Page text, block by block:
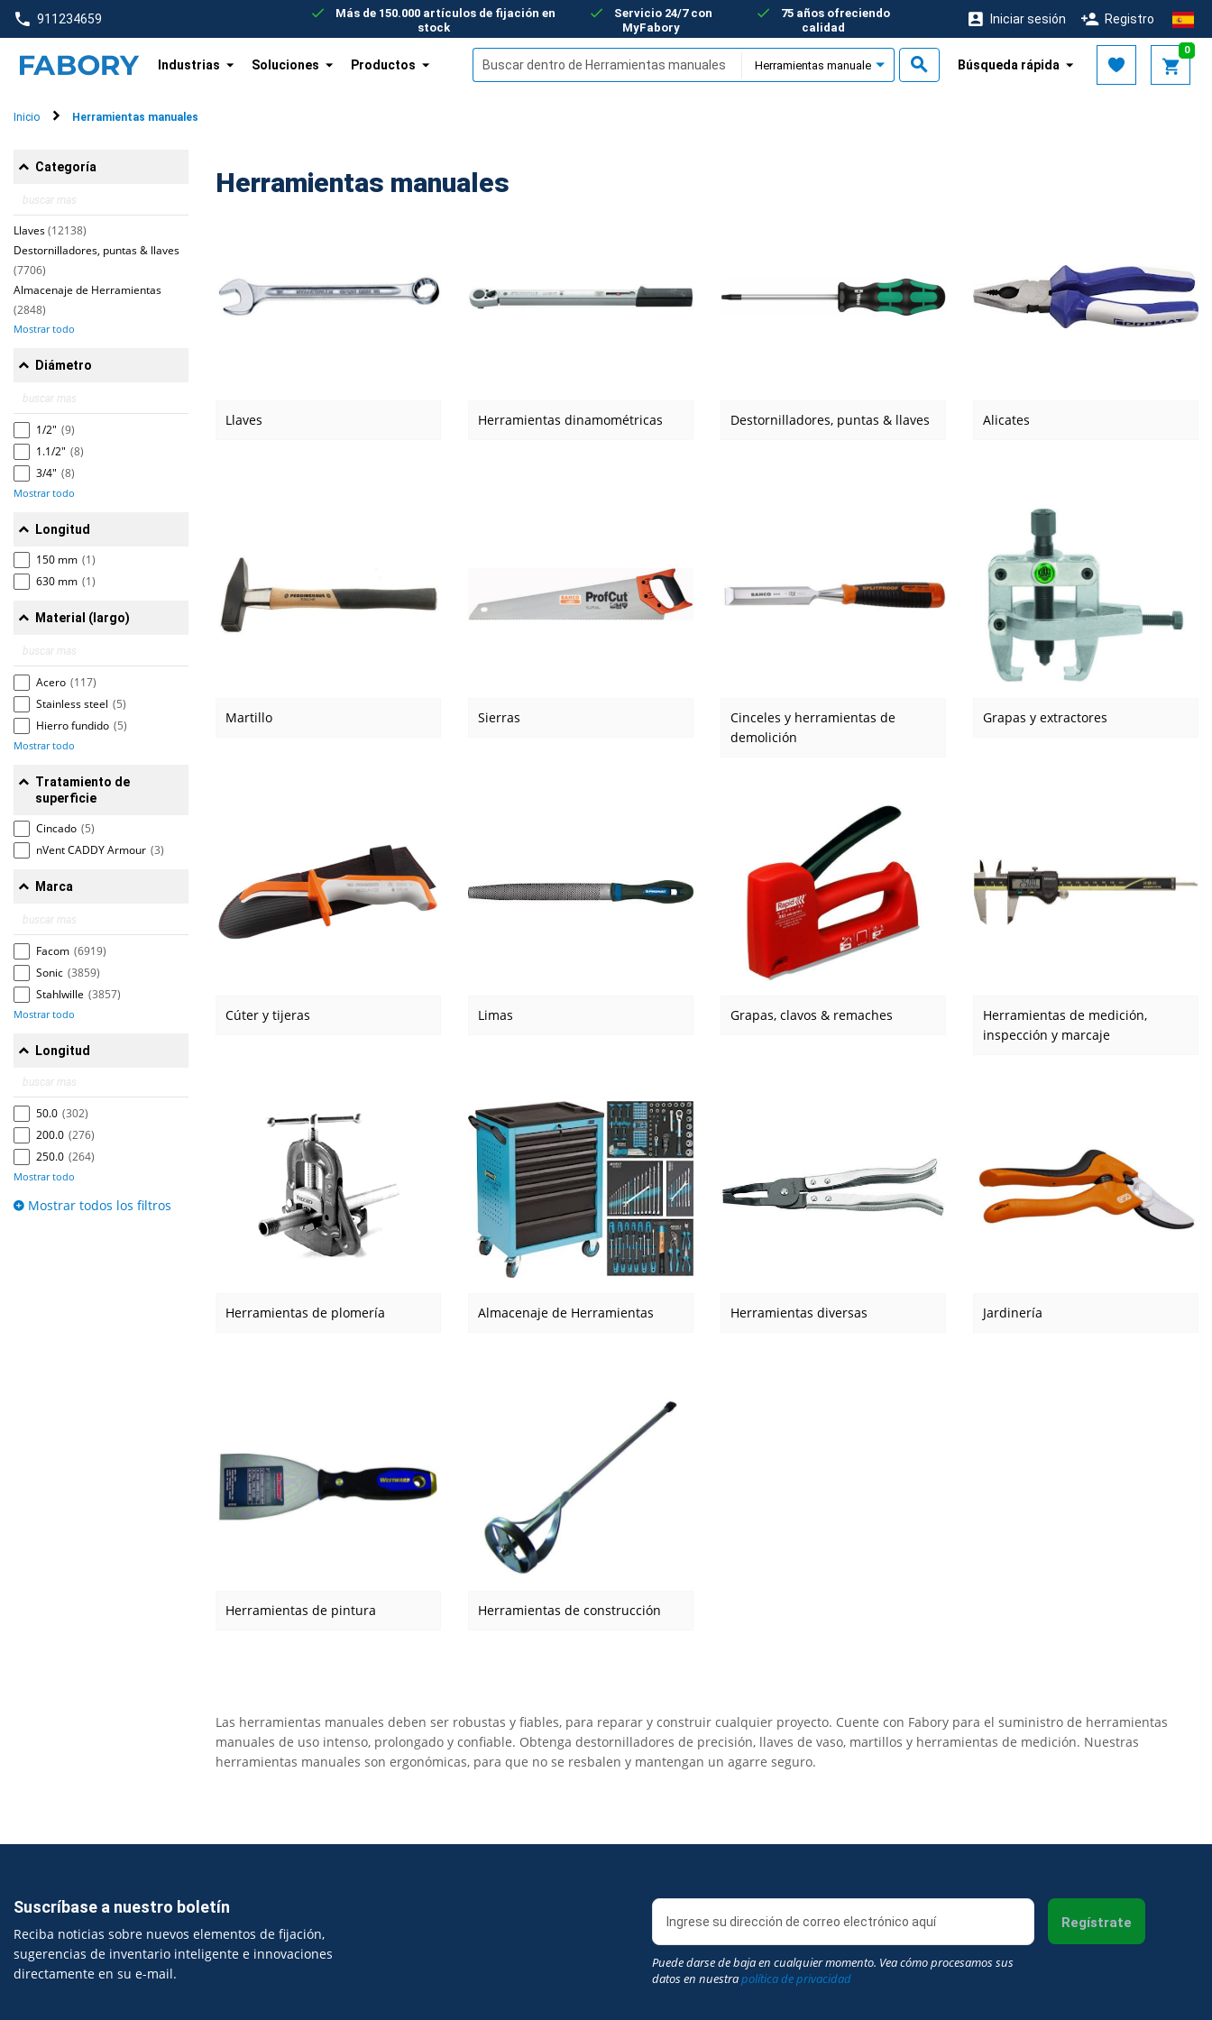
text.skipToContent
text.skipToNavigation
911234659
Más de 150.000 artículos de fijación en
stock
Servicio 24/7 con
MyFabory
75 años ofreciendo
calidad
Iniciar sesión Registro
Industrias Soluciones Productos
0
Búsqueda rápida
Inicio Herramientas manuales
Categoría
Llaves(12138)
Destornilladores, puntas & llaves
(7706)
Almacenaje de Herramientas
(2848)
Mostrar todo
Diámetro
1/2" (9)
1.1/2" (8)
3/4" (8)
Mostrar todo
Longitud
150 mm (1)
630 mm (1)
Material (largo)
Acero (117)
Stainless steel (5)
Hierro fundido (5)
Mostrar todo
Tratamiento de
superficie
Cincado (5)
nVent CADDY Armour (3)
Marca
Facom (6919)
Sonic (3859)
Stahlwille (3857)
Mostrar todo
Longitud
50.0 (302)
200.0 (276)
250.0 (264)
Mostrar todo
Mostrar todos los filtros
Herramientas manuales
Llaves Herramientas dinamométricas Destornilladores, puntas & llaves Alicates
Martillo Sierras
Cinceles y herramientas de
demolición
Grapas y extractores
Cúter y tijeras Limas Grapas, clavos & remaches
Herramientas de medición,
inspección y marcaje
Herramientas de plomería Almacenaje de Herramientas Herramientas diversas Jardinería
Herramientas de pintura Herramientas de construcción
Las herramientas manuales deben ser robustas y fiables, para reparar y construir cualquier proyecto. Cuente con Fabory para el suministro de herramientas
manuales de uso intenso, prolongado y confiable. Obtenga destornilladores de precisión, llaves de vaso, martillos y herramientas de medición. Nuestras
herramientas manuales son ergonómicas, para que no se resbalen y mantengan un agarre seguro.
Suscríbase a nuestro boletín
Reciba noticias sobre nuevos elementos de fijación,
sugerencias de inventario inteligente e innovaciones
directamente en su e-mail.
Puede darse de baja en cualquier momento. Vea cómo procesamos sus
datos en nuestrapolítica de privacidad
Regístrate